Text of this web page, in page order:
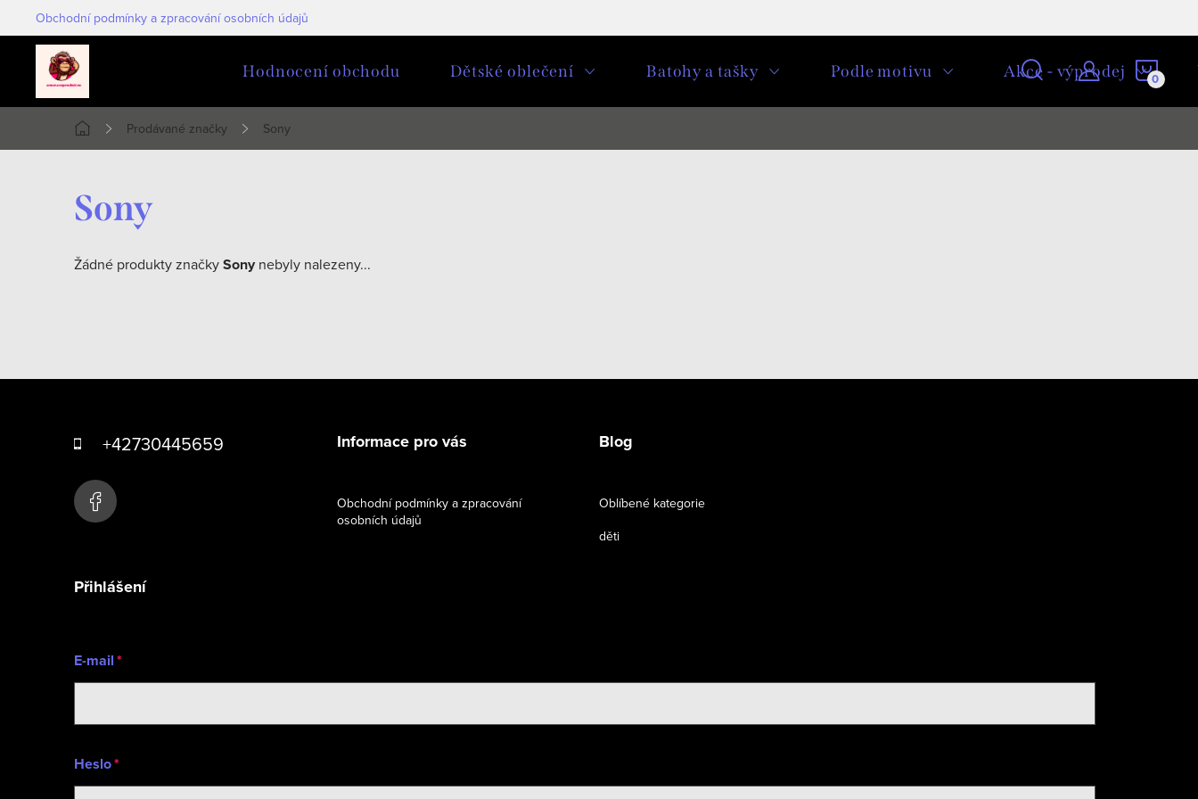
na
Obchodní podmínky a zpracování osobních údajů
Hodnocení obchodu Dětské oblečení Batohy a tašky Podle motivu Akce - výprodej
Domů
Prodávané značky Sony
Sony
Žádné produkty značkySony nebyly nalezeny...
+42730445659 Informace pro vás
Obchodní podmínky a zpracování
osobních údajů
Blog
Oblíbené kategorie
děti
Přihlášení
E-mail
Heslo